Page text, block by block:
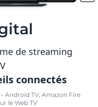
de streaming
connectés
Android TV, Amazon Fire
le Web TV